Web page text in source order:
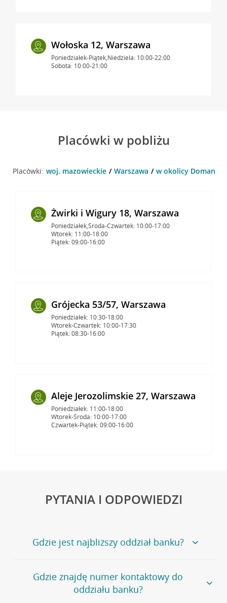
Wołoska 12, Warszawa
Poniedziałek-Piątek,Niedziela: 10:00-22:00
Sobota: 10:00-21:00
Placówki w pobliżu
Placówki: woj. mazowieckie Warszawa w okolicy
Żwirki i Wigury 18, Warszawa
Poniedziałek,Środa-Czwartek: 10:00-17:00
Wtorek: 11:00-18:00
Piątek: 09:00-16:00
Grójecka 53/57, Warszawa
Poniedziałek: 10:30-18:00
Wtorek-Czwartek: 10:00-17:30
Piątek: 08:30-16:00
Aleje Jerozolimskie 27, Warszawa
Poniedziałek: 11:00-18:00
Wtorek-Środa: 10:00-17:00
Czwartek-Piątek: 09:00-16:00
PYTANIA I ODPOWIEDZI
Gdzie jest najbliższy oddział banku?
Jeśli szukasz oddziału naszego banku, zapraszamy na
stronęPlacówki i bankomaty, na której znajduje się
wygodna wyszukiwarka.
Gdzie znajdę numer kontaktowy do
oddziału banku?